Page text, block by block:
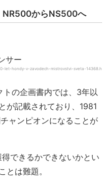
NR500からNS500へ
let-hondy-v-zavodech-mistrovstvi-sveta-14368.h
トの企画書内では、3年以
が記載されており、1981
ャンピオンになることが
できるかできないかとい
とは難題。